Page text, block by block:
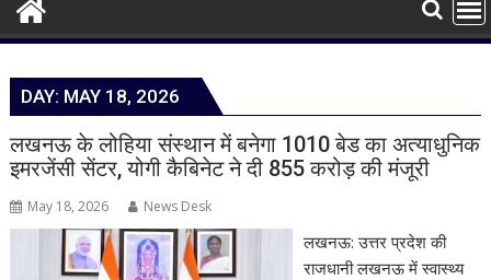
DAY: MAY 18, 2026
लखनऊ के लोहिया संस्थान में बनेगा 1010 बेड का अत्याधुनिक
इमरजेंसी सेंटर, योगी कैबिनेट ने दी 855 करोड़ की मंजूरी
May 18, 2026 News Desk
लखनऊ: उत्तर प्रदेश की
राजधानी लखनऊ में स्वास्थ्य